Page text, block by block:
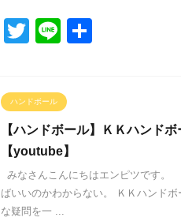
T
er
Li
ハンドボール
【ハンドボール】ＫＫハンド
【youtube】
みなさんこんにちはエンピツです
ばいいのかわからない。 ＫＫハンド
な疑問を一 ...